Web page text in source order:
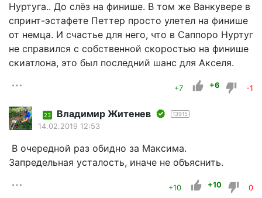
Нуртуга.. До слёз на финише. В том же Ванкувере в
спринт-эстафете Петтер просто улетел на финише
от немца. И счастье для него, что в Саппоро Нуртуг
не справился с собственной скоростью на финише
скиатлона, это был последний шанс для Акселя.
+7 +6 -1
23 Владимир Житенев 13915
14.02.2019 12:53
В очередной раз обидно за Максима.
Запредельная усталость, иначе не объяснить.
+10 +10 0